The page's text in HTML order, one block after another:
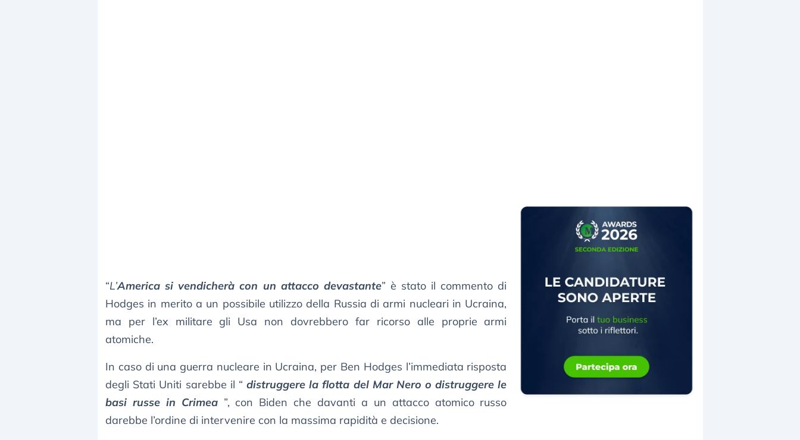
“L’America si vendicherà con un attacco devastante” è stato il commento di
Hodges in merito a un possibile utilizzo della Russia di armi nucleari in Ucraina,
ma per l’ex militare gli Usa non dovrebbero far ricorso alle proprie armi
atomiche.
In caso di una guerra nucleare in Ucraina, per Ben Hodges l’immediata risposta
degli Stati Uniti sarebbe il “ distruggere la flotta del Mar Nero o distruggere le
basi russe in Crimea ”, con Biden che davanti a un attacco atomico russo
darebbe l’ordine di intervenire con la massima rapidità e decisione.